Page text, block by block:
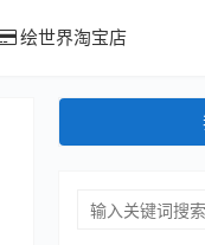
绘世界淘宝店